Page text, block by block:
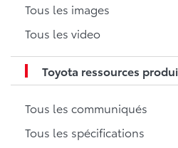
Tous les images
Tous les video
Toyota ressources
Tous les communiqués
Tous les spécifications